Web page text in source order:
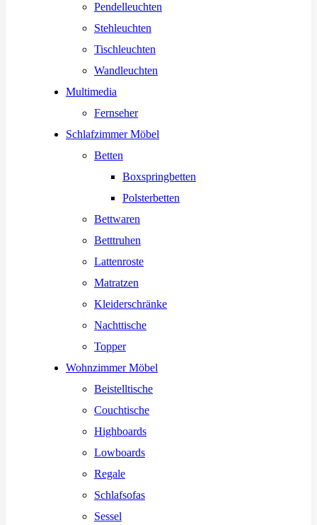
Pendelleuchten
Stehleuchten
Tischleuchten
Wandleuchten
Multimedia
Fernseher
Schlafzimmer Möbel
Betten
Boxspringbetten
Polsterbetten
Bettwaren
Betttruhen
Lattenroste
Matratzen
Kleiderschränke
Nachttische
Topper
Wohnzimmer Möbel
Beistelltische
Couchtische
Highboards
Lowboards
Regale
Schlafsofas
Sessel